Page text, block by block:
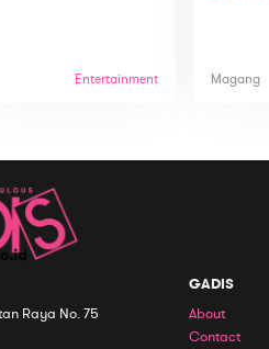
Entertainment Magang
Raya No. 75
GADIS
About
Contact